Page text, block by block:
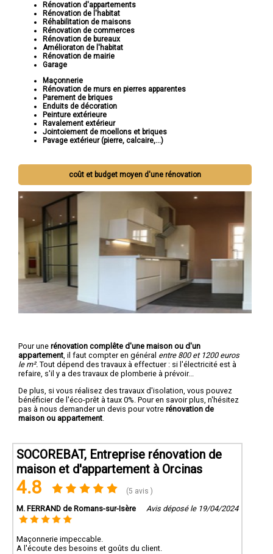
Rénovation d'appartements
Rénovation de l'habitat
Réhabilitation de maisons
Rénovation de commerces
Rénovation de bureaux
Amélioraton de l'habitat
Rénovation de mairie
Garage
Maçonnerie
Rénovation de murs en pierres apparentes
Parement de briques
Enduits de décoration
Peinture extérieure
Ravalement extérieur
Jointoiement de moellons et briques
Pavage extérieur (pierre, calcaire,...)
coût et budget moyen d'une rénovation
Pour une rénovation complête d'une maison ou d'un
appartement , il faut compter en général entre 800 et 1200 euros
le m². Tout dépend des travaux à effectuer : si l'électricité est à
refaire, s'il y a des travaux de plomberie à prévoir...
De plus, si vous réalisez des travaux d'isolation, vous pouvez
bénéficier de l'éco-prêt à taux 0%. Pour en savoir plus, n'hésitez
pas à nous demander un devis pour votre rénovation de
maison ou appartement
SOCOREBAT, Entreprise rénovation de
maison et d'appartement à Orcinas
4.8 (5 avis )
M. FERRAND de Romans-sur-Isère Avis déposé le 19/04/2024
Maçonnerie impeccable.
A l'écoute des besoins et goûts du client.